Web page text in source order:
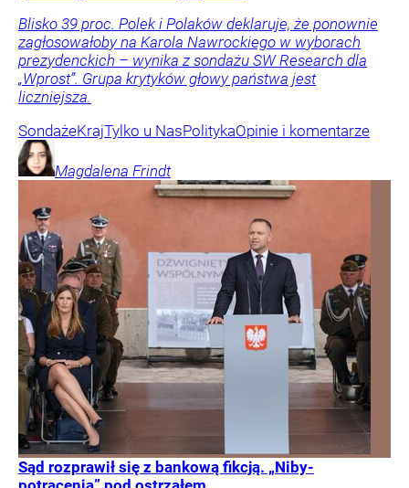
Blisko 39 proc. Polek i Polaków deklaruje, że ponownie
zagłosowałoby na Karola Nawrockiego w wyborach
prezydenckich – wynika z sondażu SW Research dla
„Wprost”. Grupa krytyków głowy państwa jest
liczniejsza.
SondażeKrajTylko u NasPolitykaOpinie i komentarze
Magdalena Frindt
Sąd rozprawił się z bankową fikcją. „Niby-